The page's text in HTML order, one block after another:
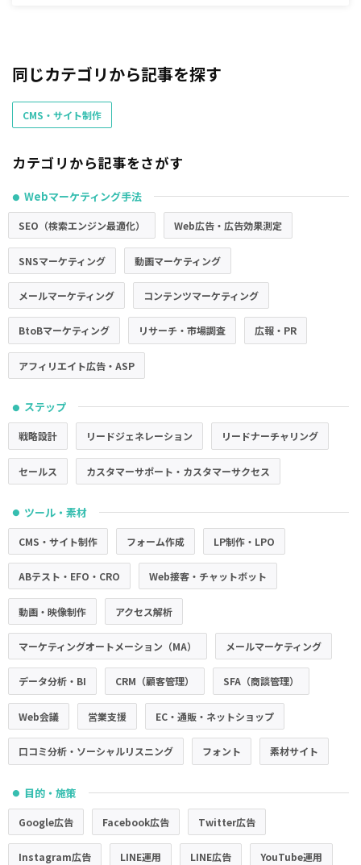
同じカテゴリから記事を探す
CMS・サイト制作
カテゴリから記事をさがす
● Webマーケティング手法
SEO（検索エンジン最適化） Web広告・広告効果測定
SNSマーケティング 動画マーケティング
メールマーケティング コンテンツマーケティング
BtoBマーケティング リサーチ・市場調査 広報・PR
アフィリエイト広告・ASP
● ステップ
戦略設計 リードジェネレーション リードナーチャリング
セールス カスタマーサポート・カスタマーサクセス
● ツール・素材
CMS・サイト制作 フォーム作成 LP制作・LPO
ABテスト・EFO・CRO Web接客・チャットボット
動画・映像制作 アクセス解析
マーケティングオートメーション（MA） メールマーケティング
データ分析・BI CRM（顧客管理） SFA（商談管理）
Web会議 営業支援 EC・通販・ネットショップ
口コミ分析・ソーシャルリスニング フォント 素材サイト
● 目的・施策
Google広告 Facebook広告 Twitter広告
Instagram広告 LINE運用 LINE広告 YouTube運用